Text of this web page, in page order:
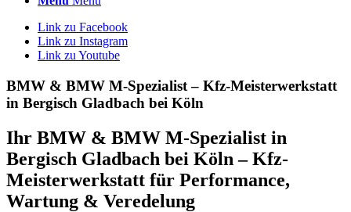
Link zu Facebook
Link zu Instagram
Link zu Youtube
BMW & BMW M-Spezialist – Kfz-Meisterwerkstatt
in Bergisch Gladbach bei Köln
Ihr BMW & BMW M-Spezialist in
Bergisch Gladbach bei Köln – Kfz-
Meisterwerkstatt für Performance,
Wartung & Veredelung